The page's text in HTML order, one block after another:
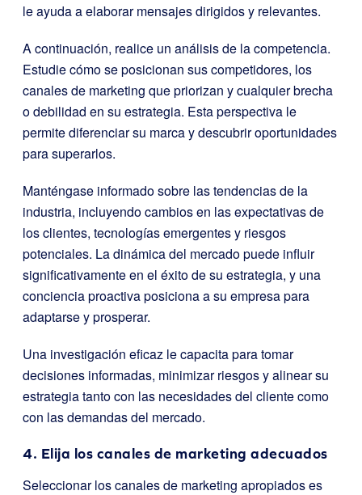
le ayuda a elaborar mensajes dirigidos y relevantes.
A continuación, realice un análisis de la competencia.
Estudie cómo se posicionan sus competidores, los
canales de marketing que priorizan y cualquier brecha
o debilidad en su estrategia. Esta perspectiva le
permite diferenciar su marca y descubrir oportunidades
para superarlos.
Manténgase informado sobre las tendencias de la
industria, incluyendo cambios en las expectativas de
los clientes, tecnologías emergentes y riesgos
potenciales. La dinámica del mercado puede influir
significativamente en el éxito de su estrategia, y una
conciencia proactiva posiciona a su empresa para
adaptarse y prosperar.
Una investigación eficaz le capacita para tomar
decisiones informadas, minimizar riesgos y alinear su
estrategia tanto con las necesidades del cliente como
con las demandas del mercado.
4. Elija los canales de marketing adecuados
Seleccionar los canales de marketing apropiados es